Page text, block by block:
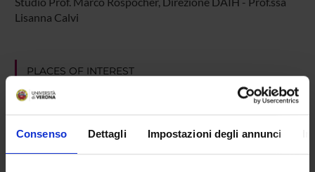
Consenso Dettagli Impostazioni degli annunci
Lisanna Calvi
PLACES OF INTEREST